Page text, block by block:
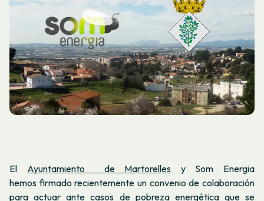
El Ayuntamiento de Martorelles y Som Energia
hemos firmado recientemente un convenio de colaboración
para actuar ante casos de pobreza energética que se